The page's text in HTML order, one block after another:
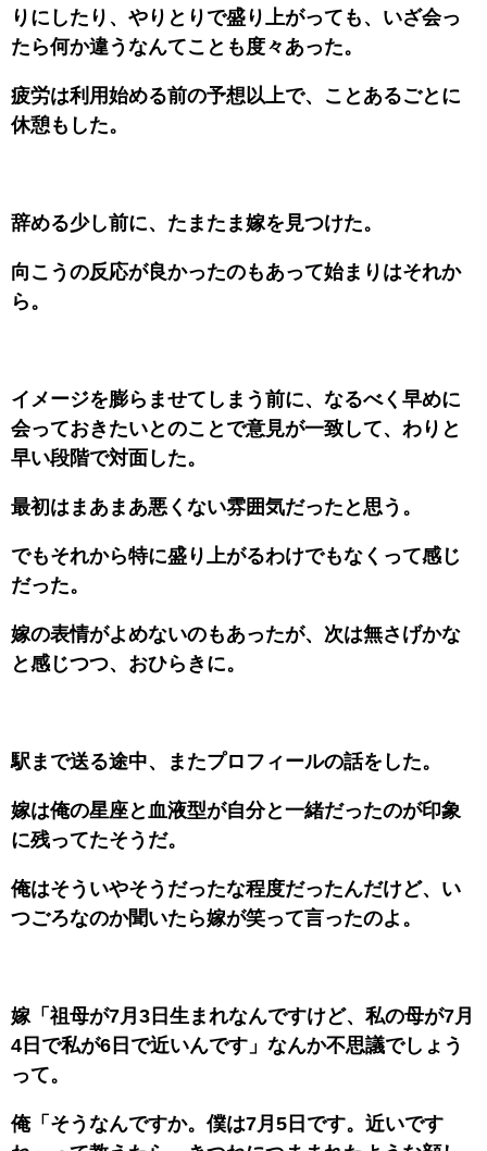
りにしたり、やりとりで盛り上がっても、いざ会っ
たら何か違うなんてことも度々あった。
疲労は利用始める前の予想以上で、ことあるごとに
休憩もした。
辞める少し前に、たまたま嫁を見つけた。
向こうの反応が良かったのもあって始まりはそれか
ら。
イメージを膨らませてしまう前に、なるべく早めに
会っておきたいとのことで意見が一致して、わりと
早い段階で対面した。
最初はまあまあ悪くない雰囲気だったと思う。
でもそれから特に盛り上がるわけでもなくって感じ
だった。
嫁の表情がよめないのもあったが、次は無さげかな
と感じつつ、おひらきに。
駅まで送る途中、またプロフィールの話をした。
嫁は俺の星座と血液型が自分と一緒だったのが印象
に残ってたそうだ。
俺はそういやそうだったな程度だったんだけど、い
つごろなのか聞いたら嫁が笑って言ったのよ。
嫁「祖母が7月3日生まれなんですけど、私の母が7月
4日で私が6日で近いんです」なんか不思議でしょう
って。
俺「そうなんですか。僕は7月5日です。近いです